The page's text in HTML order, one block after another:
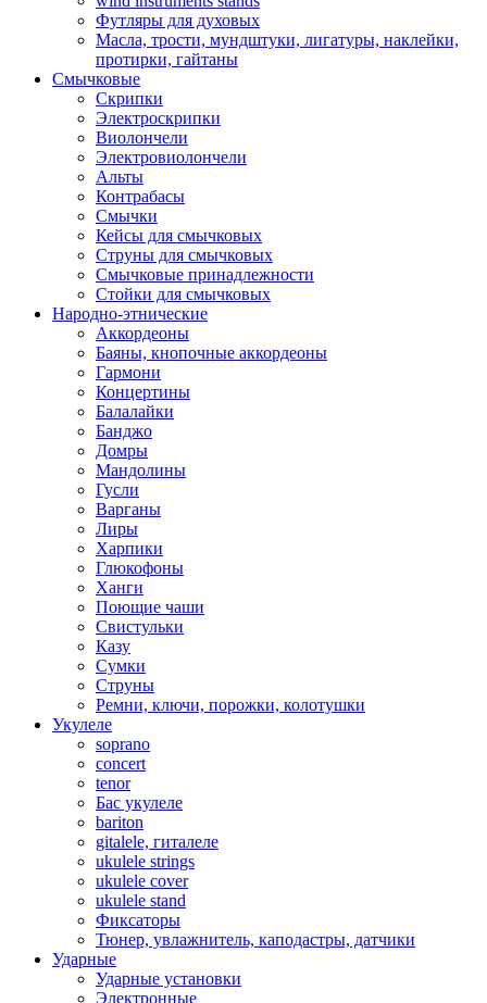
Футляры для духовых
Масла, трости, мундштуки, лигатуры, наклейки,
протирки, гайтаны
Смычковые
Скрипки
Электроскрипки
Виолончели
Электровиолончели
Альты
Контрабасы
Смычки
Кейсы для смычковых
Струны для смычковых
Смычковые принадлежности
Стойки для смычковых
Народно-этнические
Аккордеоны
Баяны, кнопочные аккордеоны
Гармони
Концертины
Балалайки
Банджо
Домры
Мандолины
Гусли
Варганы
Лиры
Харпики
Глюкофоны
Ханги
Поющие чаши
Свистульки
Казу
Сумки
Струны
Ремни, ключи, порожки, колотушки
Укулеле
soprano
concert
tenor
Бас укулеле
bariton
gitalele, гиталеле
ukulele strings
ukulele cover
ukulele stand
Фиксаторы
Тюнер, увлажнитель, каподастры, датчики
Ударные
Ударные установки
Электронные